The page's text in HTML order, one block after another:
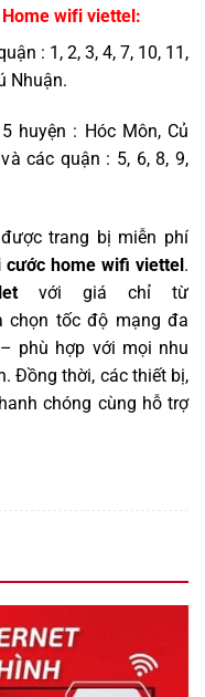
wifi viettel:
: 1, 2, 3, 4, 7, 10, 11,
Nhuận.
huyện : Hóc Môn, Củ
các quận : 5, 6, 8, 9,
trang bị miễn phí
cước home wifi viettel.
với giá chỉ từ
chọn tốc độ mạng đa
phù hợp với mọi nhu
Đồng thời, các thiết bị,
chóng cùng hỗ trợ